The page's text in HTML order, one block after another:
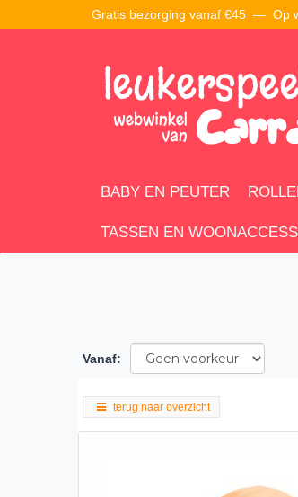
Gratis bezorging vanaf €45 — Op
BABY EN PEUTER
TASSEN EN
Vanaf:
terug naar overzicht